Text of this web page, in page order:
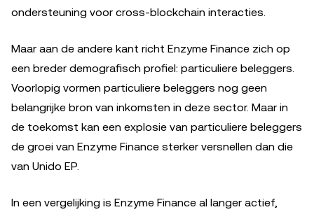
ondersteuning voor cross-blockchain interacties.
Maar aan de andere kant richt Enzyme Finance zich op
een breder demografisch profiel: particuliere beleggers.
Voorlopig vormen particuliere beleggers nog geen
belangrijke bron van inkomsten in deze sector. Maar in
de toekomst kan een explosie van particuliere beleggers
de groei van Enzyme Finance sterker versnellen dan die
van Unido EP.
In een vergelijking is Enzyme Finance al langer actief,